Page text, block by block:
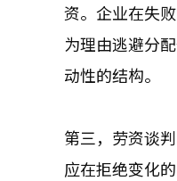
资。企业在失
为理由逃避分
动性的结构。
第三，劳资谈
应在拒绝变化